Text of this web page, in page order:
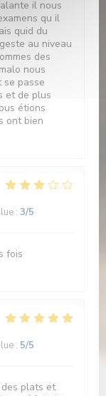
il nous
qu il
quid du
au niveau
des
nous
se passe
et de plus
étions
ont bien
: 3/5
fois
: 5/5
plats et